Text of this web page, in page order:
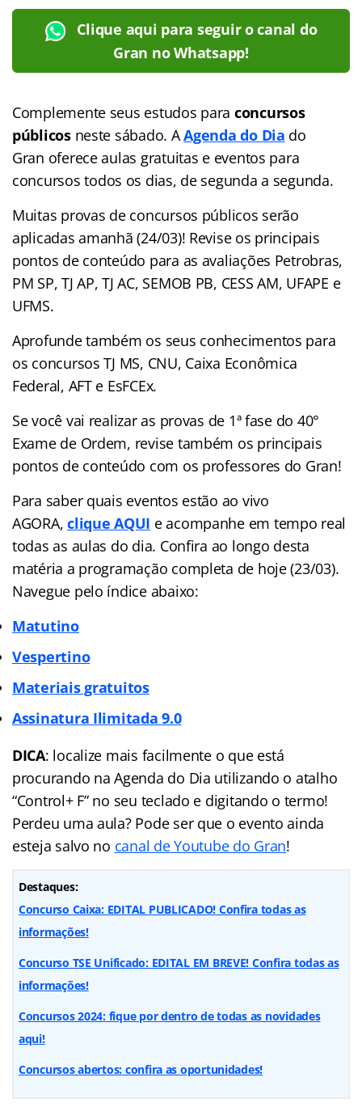
Clique aqui para seguir o canal do
Gran no Whatsapp!
Complemente seus estudos para concursos
públicosneste sábado. AAgenda do Dia do
Gran oferece aulas gratuitas e eventos para
concursos todos os dias, de segunda a segunda.
Muitas provas de concursos públicos serão
aplicadas amanhã (24/03)! Revise os principais
pontos de conteúdo para as avaliações Petrobras,
PM SP, TJ AP, TJ AC, SEMOB PB, CESS AM, UFAPE e
UFMS.
Aprofunde também os seus conhecimentos para
os concursos TJ MS, CNU, Caixa Econômica
Federal, AFT e EsFCEx.
Se você vai realizar as provas de 1ª fase do 40°
Exame de Ordem, revise também os principais
pontos de conteúdo com os professores do Gran!
Para saber quais eventos estão ao vivo
AGORA,clique AQUI e acompanhe em tempo real
todas as aulas do dia. Confira ao longo desta
matéria a programação completa de hoje (23/03).
Navegue pelo índice abaixo:
Matutino
Vespertino
Materiais gratuitos
Assinatura Ilimitada9.0
DICA: localize mais facilmente o que está
procurando na Agenda do Dia utilizando o atalho
“Control+ F” no seu teclado e digitando o termo!
Perdeu uma aula? Pode ser que o evento ainda
esteja salvo no canal de Youtube do Gran!
Destaques:
Concurso Caixa: EDITAL PUBLICADO! Confira todas as
informações!
Concurso TSE Unificado: EDITAL EM BREVE! Confira todas as
informações!
Concursos 2024: fique por dentro de todas as novidades
aqui!
Concursos abertos: confira as oportunidades!